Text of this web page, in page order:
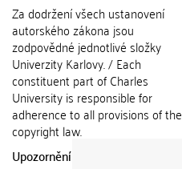
Za dodržení všech ustanovení
autorského zákona jsou
zodpovědné jednotlivé složky
Univerzity Karlovy. / Each
constituent part of Charles
University is responsible for
adherence to all provisions of the
copyright law.
Upozornění / Notice: